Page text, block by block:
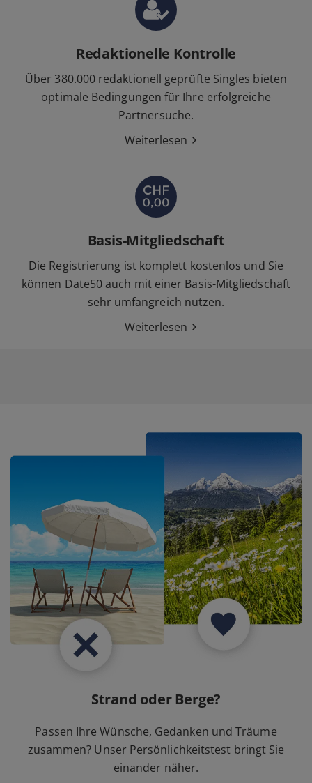
Redaktionelle Kontrolle
Über 380.000 redaktionell geprüfte Singles bieten
optimale Bedingungen für Ihre erfolgreiche
Partnersuche.
Weiterlesen
Basis-Mitgliedschaft
Die Registrierung ist komplett kostenlos und Sie
können Date50 auch mit einer Basis-Mitgliedschaft
sehr umfangreich nutzen.
Weiterlesen
Strand oder Berge?
Passen Ihre Wünsche, Gedanken und Träume
zusammen? Unser Persönlichkeitstest bringt Sie
einander näher.